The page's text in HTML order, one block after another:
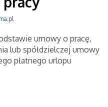
umowy o pracę,
lub spółdzielczej umowy
płatnego urlopu